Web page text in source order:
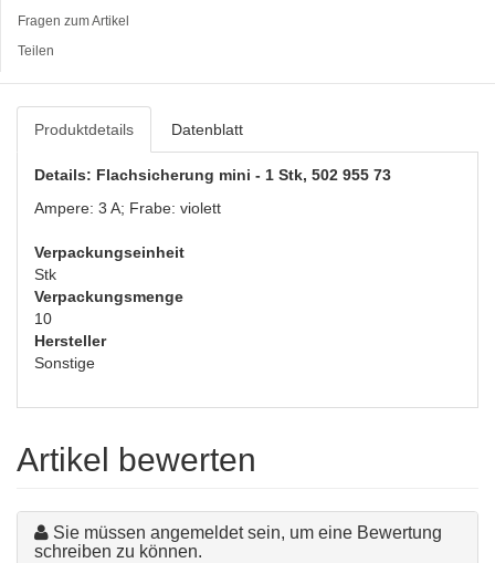
Fragen zum Artikel
Teilen
Produktdetails Datenblatt
Details: Flachsicherung mini - 1 Stk, 502 955 73
Ampere: 3 A; Frabe: violett
Verpackungseinheit
Stk
Verpackungsmenge
10
Hersteller
Sonstige
Artikel bewerten
Sie müssen angemeldet sein, um eine Bewertung
schreiben zu können.